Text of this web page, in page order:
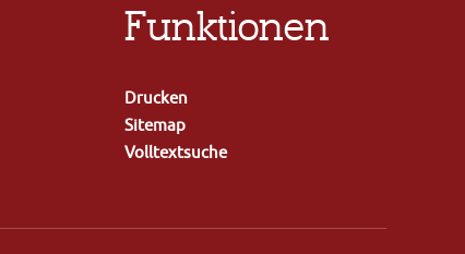
Funktionen
Drucken
Sitemap
Volltextsuche